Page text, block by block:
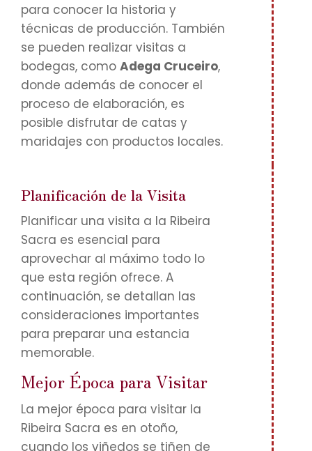
para conocer la historia y
técnicas de producción. También
se pueden realizar visitas a
bodegas, como Adega Cruceiro,
donde además de conocer el
proceso de elaboración, es
posible disfrutar de catas y
maridajes con productos locales.
Planificación de la Visita
Planificar una visita a la Ribeira
Sacra es esencial para
aprovechar al máximo todo lo
que esta región ofrece. A
continuación, se detallan las
consideraciones importantes
para preparar una estancia
memorable.
Mejor Época para Visitar
La mejor época para visitar la
Ribeira Sacra es en otoño,
cuando los viñedos se tiñen de